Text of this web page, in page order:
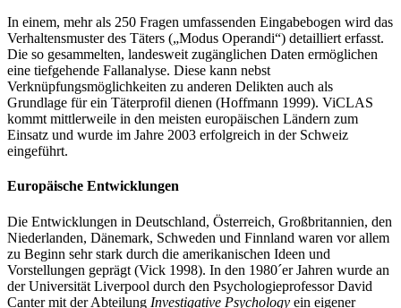
In einem, mehr als 250 Fragen umfassenden Eingabebogen wird das
Verhaltensmuster des Täters („Modus Operandi“) detailliert erfasst.
Die so gesammelten, landesweit zugänglichen Daten ermöglichen
eine tiefgehende Fallanalyse. Diese kann nebst
Verknüpfungsmöglichkeiten zu anderen Delikten auch als
Grundlage für ein Täterprofil dienen (Hoffmann 1999). ViCLAS
kommt mittlerweile in den meisten europäischen Ländern zum
Einsatz und wurde im Jahre 2003 erfolgreich in der Schweiz
eingeführt.
Europäische Entwicklungen
Die Entwicklungen in Deutschland, Österreich, Großbritannien, den
Niederlanden, Dänemark, Schweden und Finnland waren vor allem
zu Beginn sehr stark durch die amerikanischen Ideen und
Vorstellungen geprägt (Vick 1998). In den 1980´er Jahren wurde an
der Universität Liverpool durch den Psychologieprofessor David
Canter mit der Abteilung Investigative Psychology ein eigener